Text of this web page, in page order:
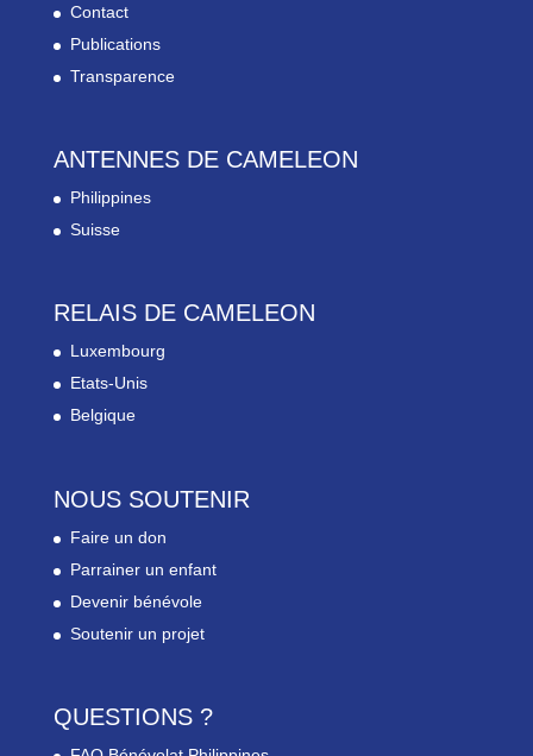
Contact
Publications
Transparence
ANTENNES DE CAMELEON
Philippines
Suisse
RELAIS DE CAMELEON
Luxembourg
Etats-Unis
Belgique
NOUS SOUTENIR
Faire un don
Parrainer un enfant
Devenir bénévole
Soutenir un projet
QUESTIONS ?